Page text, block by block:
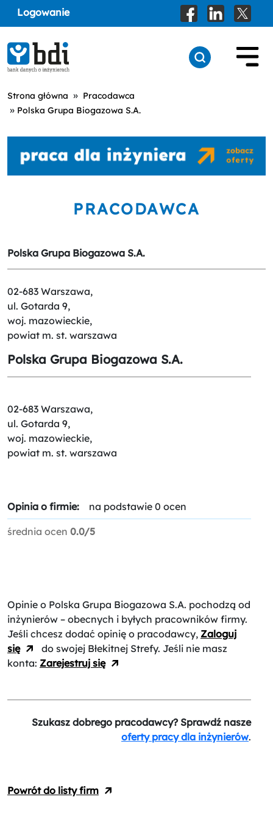
Logowanie
Strona główna » Pracodawca
» Polska Grupa Biogazowa S.A.
PRACODAWCA
Polska Grupa Biogazowa S.A.
02-683 Warszawa,
ul. Gotarda 9,
woj. mazowieckie,
powiat m. st. warszawa
Polska Grupa Biogazowa S.A.
02-683 Warszawa,
ul. Gotarda 9,
woj. mazowieckie,
powiat m. st. warszawa
Opinia o firmie: na podstawie 0 ocen
średnia ocen 0.0/5
Opinie o Polska Grupa Biogazowa S.A. pochodzą od
inżynierów – obecnych i byłych pracowników firmy.
Jeśli chcesz dodać opinię o pracodawcy, Zaloguj
się
do swojej Błekitnej Strefy. Jeśli nie masz
konta: Zarejestruj się
Szukasz dobrego pracodawcy? Sprawdź nasze
oferty pracy dla inżynierów.
Powrót do listy firm